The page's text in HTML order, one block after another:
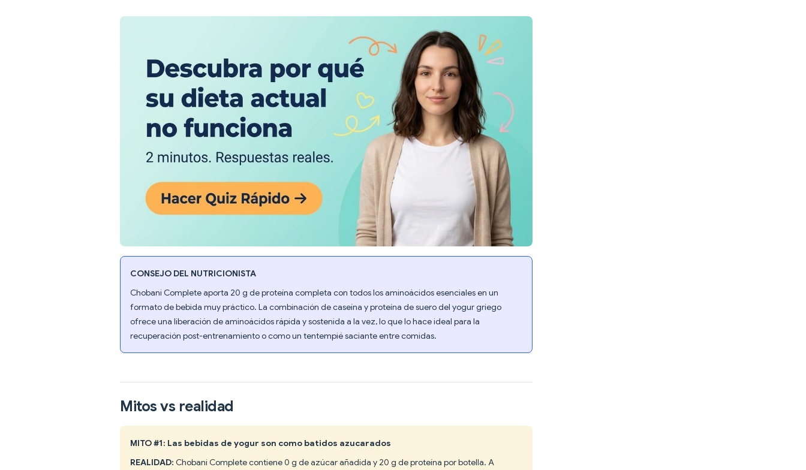
CONSEJO DEL NUTRICIONISTA
Chobani Complete aporta 20 g de proteína completa con todos los aminoácidos esenciales en un
formato de bebida muy práctico. La combinación de caseína y proteína de suero del yogur griego
ofrece una liberación de aminoácidos rápida y sostenida a la vez, lo que lo hace ideal para la
recuperación post-entrenamiento o como un tentempié saciante entre comidas.
Mitos vs realidad
MITO #1: Las bebidas de yogur son como batidos azucarados
REALIDAD: Chobani Complete contiene 0 g de azúcar añadida y 20 g de proteína por botella. A